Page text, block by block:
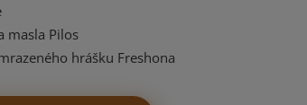
masla Pilos
hrášku Freshona